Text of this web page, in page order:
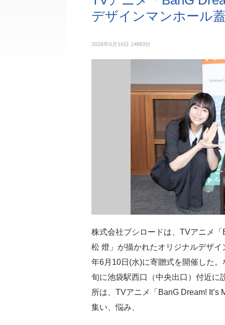
デザインマンホール
2026年6月16日 14時0分
株式会社ブシロードは、TVアニメ「
松 燈」が描かれたオリジナルデザ
年6月10日(水)に寄贈式を開催した
旬に池袋駅西口（中央出口）付近に
所は、TVアニメ「BanG Dream!
集い、悩み、